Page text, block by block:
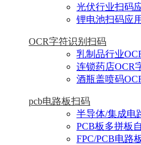
光伏行业扫码
锂电池扫码应
OCR字符识别扫码
乳制品行业
连锁药店OCR
酒瓶盖喷码
pcb电路板扫码
半导体/集成电
PCB板多拼板
FPC/PCB电路